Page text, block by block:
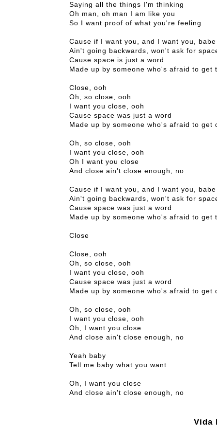
Saying all the things I'm thinking
Oh man, oh man I am like you
So I want proof of what you're feeling
Cause if I want you, and I want you, babe
Ain't going backwards, won't ask for
Cause space is just a word
Made up by someone who's afraid to get
Close, ooh
Oh, so close, ooh
I want you close, ooh
Cause space was just a word
Made up by someone who's afraid to get
Oh, so close, ooh
I want you close, ooh
Oh I want you close
And close ain't close enough, no
Cause if I want you, and I want you, babe
Ain't going backwards, won't ask for
Cause space was just a word
Made up by someone who's afraid to get
Close
Close, ooh
Oh, so close, ooh
I want you close, ooh
Cause space was just a word
Made up by someone who's afraid to get
Oh, so close, ooh
I want you close, ooh
Oh, I want you close
And close ain't close enough, no
Yeah baby
Tell me baby what you want
Oh, I want you close
And close ain't close enough, no
Vida